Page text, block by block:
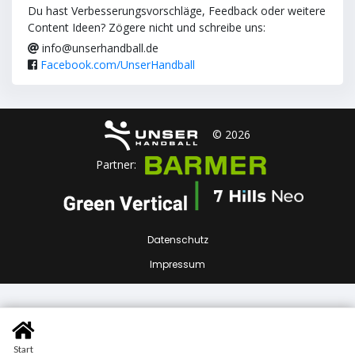
Du hast Verbesserungsvorschläge, Feedback oder weitere
Content Ideen? Zögere nicht und schreibe uns:
info@unserhandball.de
Facebook.com/UnserHandball
© 2026
Partner:
Datenschutz
Impressum
Start